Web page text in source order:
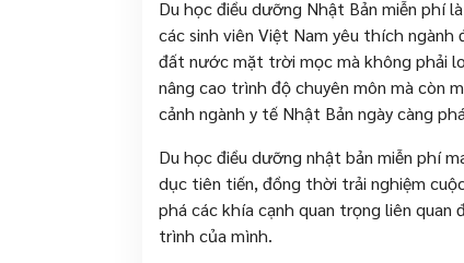
Du học điều dưỡng Nhật Bản miễn phí
các sinh viên Việt Nam yêu thích
đất nước mặt trời mọc mà không phải
nâng cao trình độ chuyên môn mà còn
cảnh ngành y tế Nhật Bản ngày càng
Du học điều dưỡng nhật bản miễn phí
dục tiên tiến, đồng thời trải nghiệm
phá các khía cạnh quan trọng liên
trình của mình.